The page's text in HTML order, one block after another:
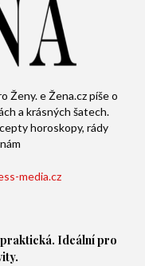
Ženy. e Žena.cz píše o
a krásných šatech.
horoskopy, rády
media.cz
Ideální pro